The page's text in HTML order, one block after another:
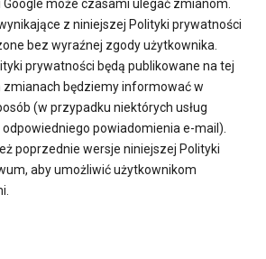
może czasami ulegać zmianom.
z niniejszej Polityki prywatności
bez wyraźnej zgody użytkownika.
prywatności będą publikowane na tej
zmianach będziemy informować w
(w przypadku niektórych usług
odpowiedniego powiadomienia e-mail).
poprzednie wersje niniejszej Polityki
aby umożliwić użytkownikom